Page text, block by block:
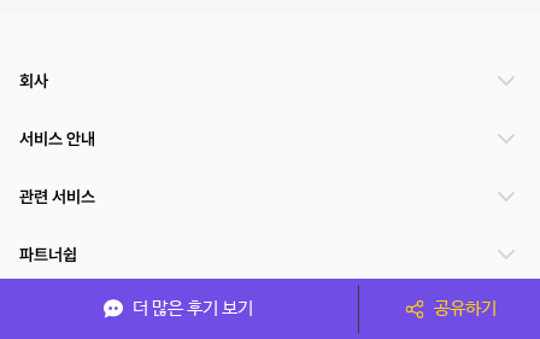
더 많은 후기 보기 공유하기
회사
서비스 안내
관련 서비스
파트너쉽
서비스 제공 국가